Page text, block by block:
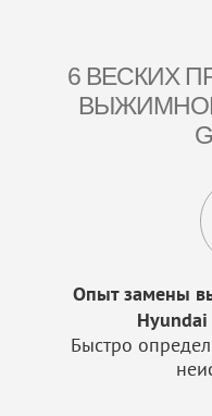
6 ВЕСКИХ
Опыт замены
Быстро